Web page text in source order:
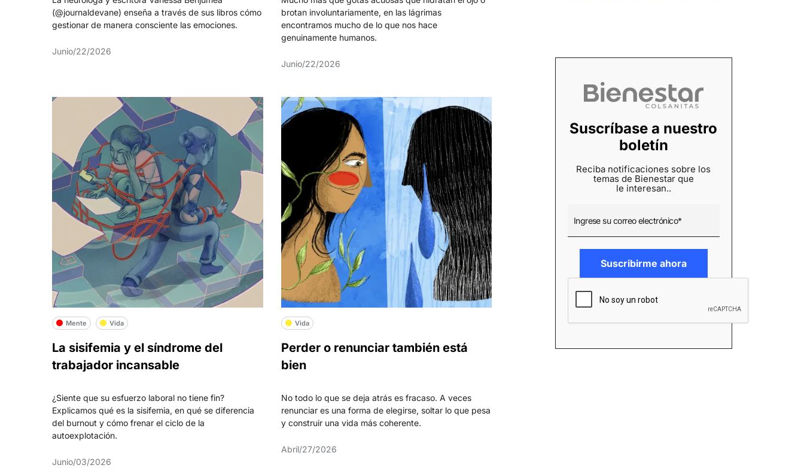
(@journaldevane) enseña a través de sus libros cómo
gestionar de manera consciente las emociones.
Junio/22/2026
brotan involuntariamente, en las lágrimas
encontramos mucho de lo que nos hace
genuinamente humanos.
Junio/22/2026
Mente Vida
La sisifemia y el síndrome del
trabajador incansable
¿Siente que su esfuerzo laboral no tiene fin?
Explicamos qué es la sisifemia, en qué se diferencia
del burnout y cómo frenar el ciclo de la
autoexplotación.
Junio/03/2026
Vida
Perder o renunciar también está
bien
No todo lo que se deja atrás es fracaso. A veces
renunciar es una forma de elegirse, soltar lo que pesa
y construir una vida más coherente.
Abril/27/2026
Suscríbase a nuestro
boletín
Reciba notificaciones sobre los
temas de Bienestar que
le interesan..